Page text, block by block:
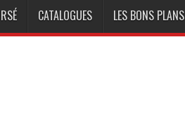
CATALOGUES LES BONS PLANS